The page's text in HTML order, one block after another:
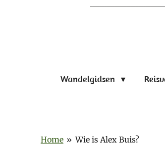
Wandelgidsen
Home » Wie is Alex Buis?